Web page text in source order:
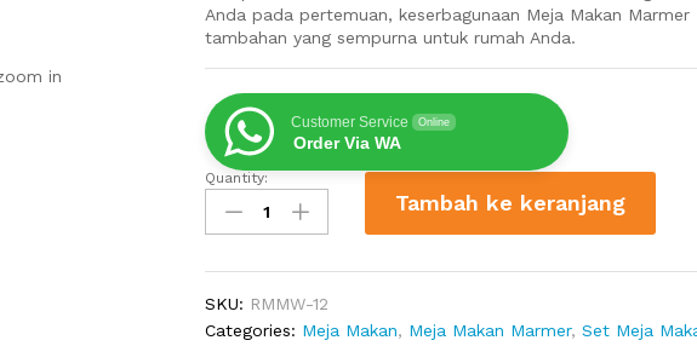
in
Anda pada pertemuan, keserbagunaan Meja Makan
tambahan yang sempurna untuk rumah Anda.
Customer Service Online
Order Via WA
Meja
Makan
Marmer
Quantity:
Tambah ke keranjang
SKU: RMMW-12
Categories: Meja Makan, Meja Makan Marmer, Set Meja